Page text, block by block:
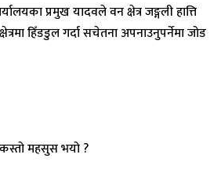
प्रमुख यादवले वन क्षेत्र जङ्गली हात्ति
हिँडडुल गर्दा सचेतना अपनाउनुपर्नेमा जोड
महसुस भयो ?